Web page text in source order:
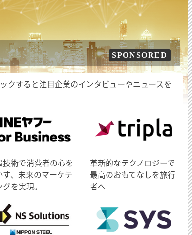
SPONSORED
クすると注目企業のインタビューやニュースを
技術で消費者の心を
す、未来のマーケテ
グを実現。
革新的なテクノロジーで
最高のおもてなしを旅行
者へ